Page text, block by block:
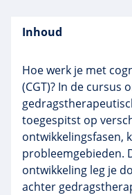
Inhoud
Hoe werk je met
(CGT)? In de cursus
toegespitst op
ontwikkelingsfasen,
probleemgebieden.
ontwikkeling leg je
achter